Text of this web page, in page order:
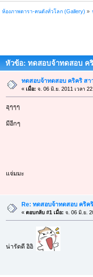
ห้องภาพดารา-คนดังทั่วโลก (Gallery) »
หัวข้อ: ทดสอบจ้าทดสอบ คริ
ทดสอบจ้าทดสอบ คริคริ สา
« เมื่อ: จ. 06 มิ.ย. 2011 เวลา
ฮุๆๆๆ
มีอีกๆ
แจ่มมะ
Re: ทดสอบจ้าทดสอบ คริค
« ตอบกลับ #1 เมื่อ: จ. 06 มิ.ย.
น่ารัดดี อิอิ